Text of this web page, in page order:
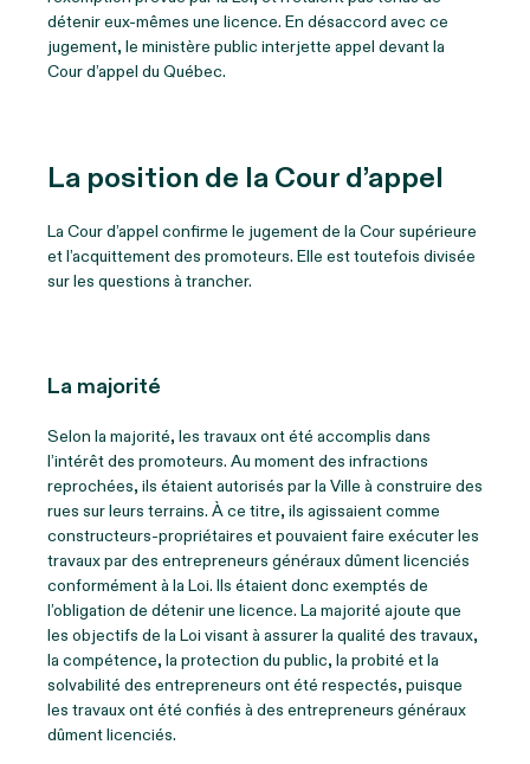
détenir eux-mêmes une licence. En désaccord avec ce
jugement, le ministère public interjette appel devant la
Cour d’appel du Québec.
La position de la Cour d’appel
La Cour d’appel confirme le jugement de la Cour supérieure
et l’acquittement des promoteurs. Elle est toutefois divisée
sur les questions à trancher.
La majorité
Selon la majorité, les travaux ont été accomplis dans
l’intérêt des promoteurs. Au moment des infractions
reprochées, ils étaient autorisés par la Ville à construire des
rues sur leurs terrains. À ce titre, ils agissaient comme
constructeurs-propriétaires et pouvaient faire exécuter les
travaux par des entrepreneurs généraux dûment licenciés
conformément à la Loi. Ils étaient donc exemptés de
l’obligation de détenir une licence. La majorité ajoute que
les objectifs de la Loi visant à assurer la qualité des travaux,
la compétence, la protection du public, la probité et la
solvabilité des entrepreneurs ont été respectés, puisque
les travaux ont été confiés à des entrepreneurs généraux
dûment licenciés.